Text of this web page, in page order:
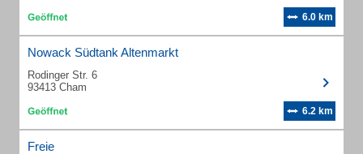
6.0 km
Nowack Südtank Altenmarkt
Rodinger Str. 6
93413 Cham
6.2 km
Freie